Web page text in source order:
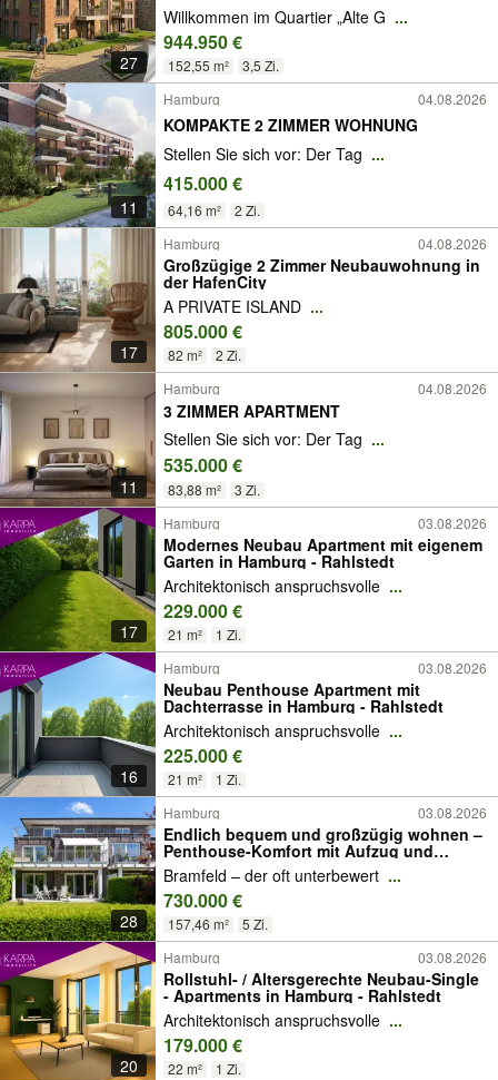
27
Willkommen im Quartier „Alte G ...
944.950 €
152,55 m² 3,5 Zi.
11
Hamburg 04.08.2026
KOMPAKTE 2 ZIMMER WOHNUNG
Stellen Sie sich vor: Der Tag ...
415.000 €
64,16 m² 2 Zi.
17
Hamburg 04.08.2026
Großzügige 2 Zimmer Neubauwohnung in
der HafenCity
A PRIVATE ISLAND ...
805.000 €
82 m² 2 Zi.
11
Hamburg 04.08.2026
3 ZIMMER APARTMENT
Stellen Sie sich vor: Der Tag ...
535.000 €
83,88 m² 3 Zi.
17
Hamburg 03.08.2026
Modernes Neubau Apartment mit eigenem
Garten in Hamburg - Rahlstedt
Architektonisch anspruchsvolle ...
229.000 €
21 m² 1 Zi.
16
Hamburg 03.08.2026
Neubau Penthouse Apartment mit
Dachterrasse in Hamburg - Rahlstedt
Architektonisch anspruchsvolle ...
225.000 €
21 m² 1 Zi.
28
Hamburg 03.08.2026
Endlich bequem und großzügig wohnen –
Penthouse-Komfort mit Aufzug und
Dachterrasse in ruhiger Lage
Bramfeld – der oft unterbewert ...
730.000 €
157,46 m² 5 Zi.
20
Hamburg 03.08.2026
Rollstuhl- / Altersgerechte Neubau-Single
- Apartments in Hamburg - Rahlstedt
Architektonisch anspruchsvolle ...
179.000 €
22 m² 1 Zi.